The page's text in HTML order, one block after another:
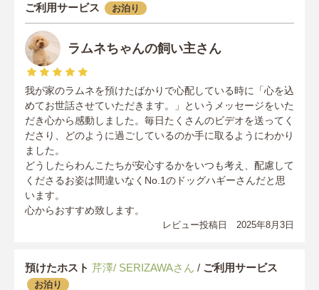
ご利用サービス
お泊り
ラムネちゃんの飼い主さん
我が家のラムネを預けたばかりで心配している時に「心を込
めてお世話させていただきます。」というメッセージをいた
だき心から感動しました。毎日たくさんのビデオを送ってく
ださり、どのように過ごしているのか手に取るようにわかり
ました。
どうしたらわんこたちが安心するかをいつも考え、配慮して
くださるお姿は間違いなくNo.1のドッグハギーさんだと思
います。
心からおすすめ致します。
レビュー投稿日 2025年8月3日
預けたホスト 芹澤/ SERIZAWAさん / ご利用サービス
お泊り